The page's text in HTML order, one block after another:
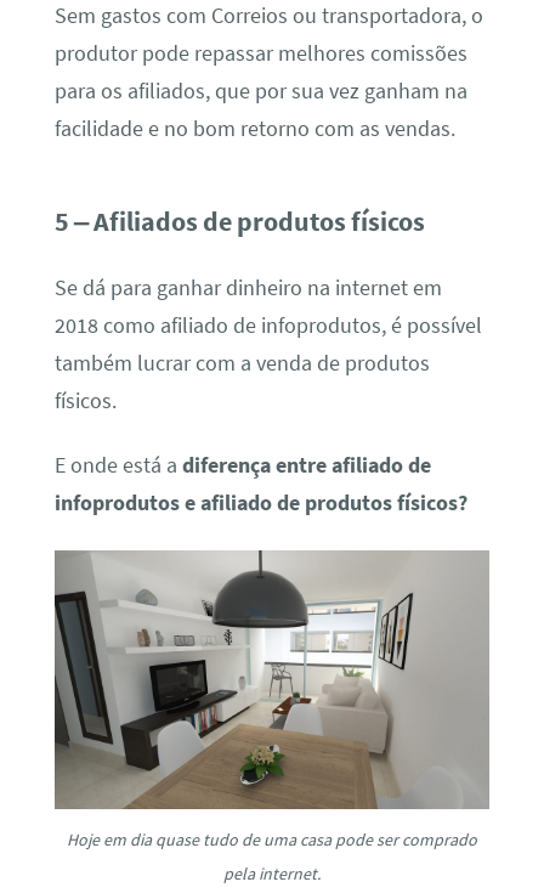
Sem gastos com Correios ou transportadora, o
produtor pode repassar melhores comissões
para os afiliados, que por sua vez ganham na
facilidade e no bom retorno com as vendas.
5 – Afiliados de produtos físicos
Se dá para ganhar dinheiro na internet em
2018 como afiliado de infoprodutos, é possível
também lucrar com a venda de produtos
físicos.
E onde está a diferença entre afiliado de
infoprodutos e afiliado de produtos físicos?
Hoje em dia quase tudo de uma casa pode ser comprado
pela internet.